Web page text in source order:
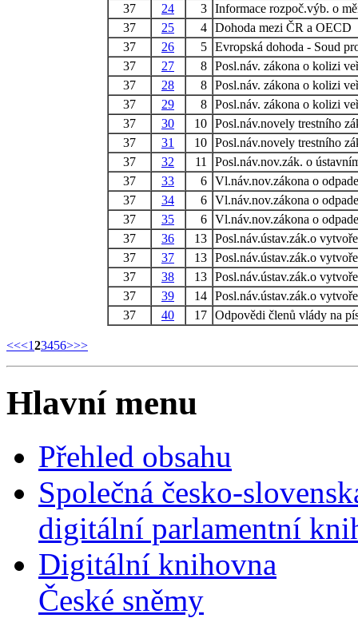
37
24 3 Informace rozpoč.výb. o
37
25 4 Dohoda mezi ČR a OECD
37
26 5 Evropská dohoda - Soud
37
27 8 Posl.náv. zákona o kolizi
37
28 8 Posl.náv. zákona o kolizi
37
29 8 Posl.náv. zákona o kolizi
37
30 10 Posl.náv.novely trestního
37
31 10 Posl.náv.novely trestního
37
32 11
Posl.náv.nov.zák. o
37
33 6 Vl.náv.nov.zákona o
37
34 6 Vl.náv.nov.zákona o
37
35 6 Vl.náv.nov.zákona o
37
36 13 Posl.náv.ústav.zák.o
37
37 13 Posl.náv.ústav.zák.o
37
38 13 Posl.náv.ústav.zák.o
37
39 14 Posl.náv.ústav.zák.o
37
40 17 Odpovědi členů vlády na
<<<123456>>>
Hlavní menu
Přehled obsahu
Společná česko-
digitální parlamentní
Digitální knihovna
České sněmy